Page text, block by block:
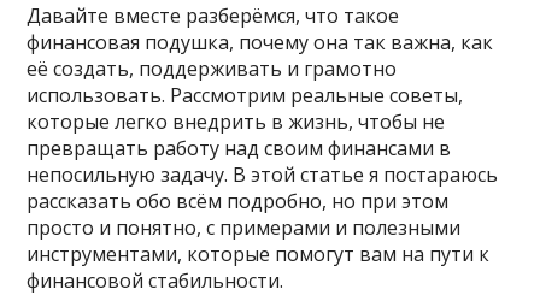
Давайте вместе разберёмся, что такое
финансовая подушка, почему она так важна, как
её создать, поддерживать и грамотно
использовать. Рассмотрим реальные советы,
которые легко внедрить в жизнь, чтобы не
превращать работу над своим финансами в
непосильную задачу. В этой статье я постараюсь
рассказать обо всём подробно, но при этом
просто и понятно, с примерами и полезными
инструментами, которые помогут вам на пути к
финансовой стабильности.